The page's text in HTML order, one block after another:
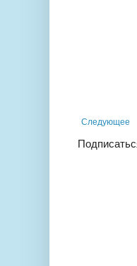
Следующее